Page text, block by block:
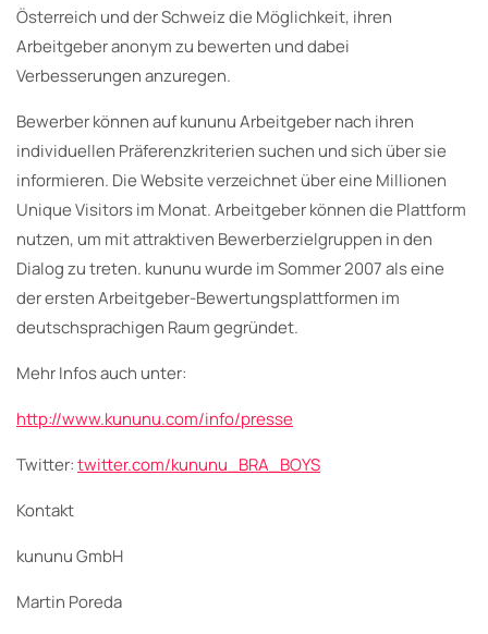
Österreich und der Schweiz die Möglichkeit, ihren
Arbeitgeber anonym zu bewerten und dabei
Verbesserungen anzuregen.
Bewerber können auf kununu Arbeitgeber nach ihren
individuellen Präferenzkriterien suchen und sich über sie
informieren. Die Website verzeichnet über eine Millionen
Unique Visitors im Monat. Arbeitgeber können die Plattform
nutzen, um mit attraktiven Bewerberzielgruppen in den
Dialog zu treten. kununu wurde im Sommer 2007 als eine
der ersten Arbeitgeber-Bewertungsplattformen im
deutschsprachigen Raum gegründet.
Mehr Infos auch unter:
http://www.kununu.com/info/presse
Twitter:twitter.com/kununu_BRA_BOYS
Kontakt
kununu GmbH
Martin Poreda